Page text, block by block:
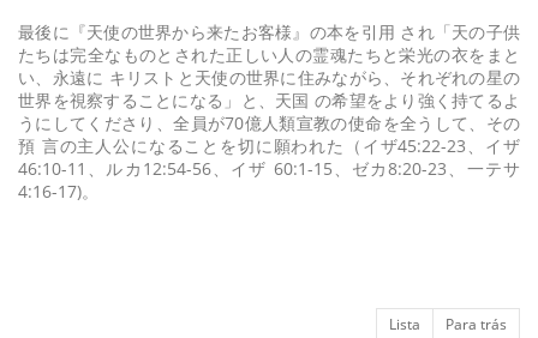
最後に『天使の世界から来たお客様』の本を引用 され「天の子供
たちは完全なものとされた正しい人の霊魂たちと栄光の衣をまと
い、永遠に キリストと天使の世界に住みながら、それぞれの星の
世界を視察することになる」と、天国 の希望をより強く持てるよ
うにしてくださり、全員が70億人類宣教の使命を全うして、その
預 言の主人公になることを切に願われた（イザ45:22-23、イザ
46:10-11、ルカ12:54-56、イザ 60:1-15、ゼカ8:20-23、一テサ
4:16-17)。
Lista Para trás